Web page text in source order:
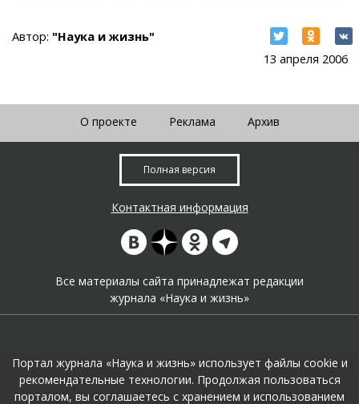
13 апреля 2006
Автор: "Наука и жизнь"
О проекте Реклама Архив
Полная версия
Контактная информация
Все материалы сайта принадлежат редакции
журнала «Наука и жизнь»
Портал журнала «Наука и жизнь» использует файлы cookie и
рекомендательные технологии. Продолжая пользоваться
порталом, вы соглашаетесь с хранением и использованием